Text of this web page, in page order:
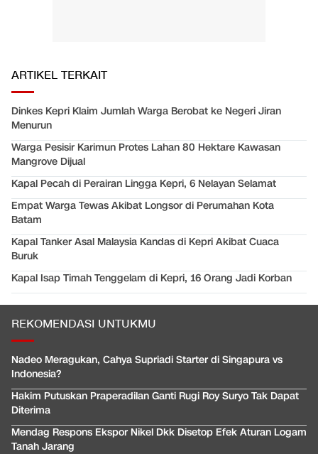
ARTIKEL TERKAIT
Dinkes Kepri Klaim Jumlah Warga Berobat ke Negeri Jiran
Menurun
Warga Pesisir Karimun Protes Lahan 80 Hektare Kawasan
Mangrove Dijual
Kapal Pecah di Perairan Lingga Kepri, 6 Nelayan Selamat
Empat Warga Tewas Akibat Longsor di Perumahan Kota
Batam
Kapal Tanker Asal Malaysia Kandas di Kepri Akibat Cuaca
Buruk
Kapal Isap Timah Tenggelam di Kepri, 16 Orang Jadi Korban
REKOMENDASI UNTUKMU
Nadeo Meragukan, Cahya Supriadi Starter di Singapura vs
Indonesia?
Hakim Putuskan Praperadilan Ganti Rugi Roy Suryo Tak Dapat
Diterima
Mendag Respons Ekspor Nikel Dkk Disetop Efek Aturan Logam
Tanah Jarang